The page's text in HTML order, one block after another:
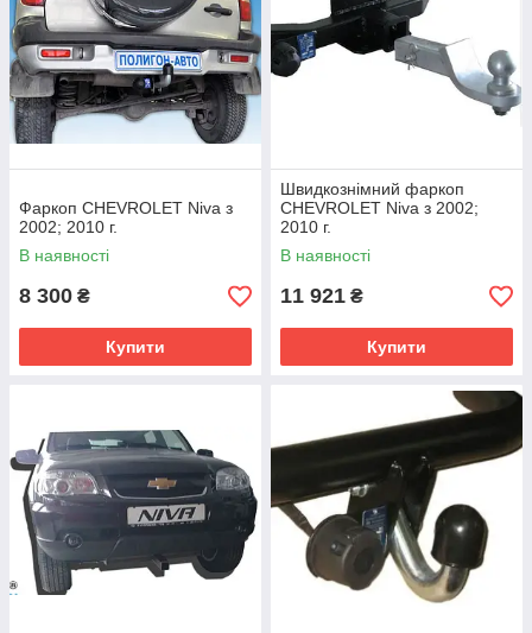
Фаркоп CHEVROLET Niva з
2002; 2010 г.
В наявності
8 300 ₴
Купити
Швидкознімний фаркоп
CHEVROLET Niva з 2002;
2010 г.
В наявності
11 921 ₴
Купити